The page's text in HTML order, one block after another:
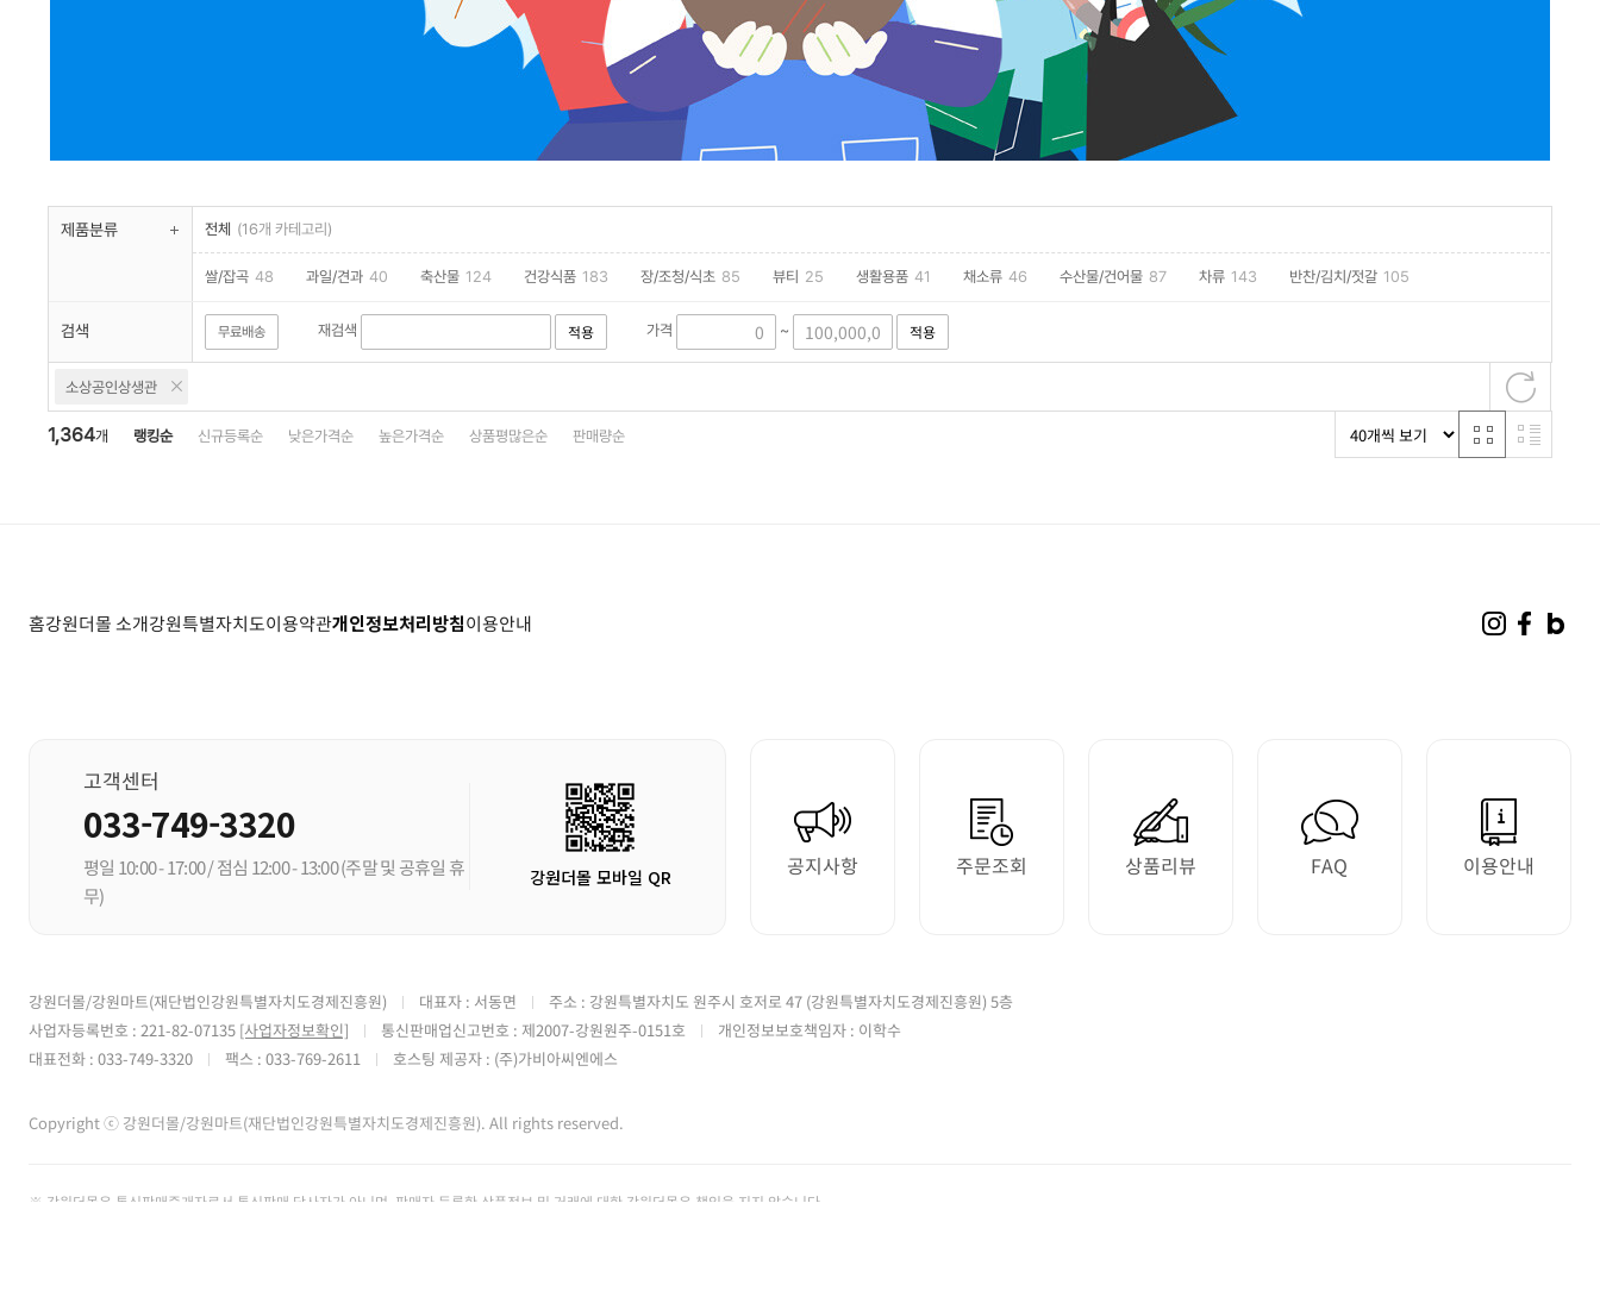
제품분류 전체 (16개 카테고리)
쌀/잡곡 48 과일/견과 40 축산물 124 건강식품 183 장/조청/식초 85 뷰티 25 생활용품 41 채소류 46 수산물/건어물 87 차류 143 반찬/김치/젓갈 105
가공식품/떡류
출산/유아동 109 전통주 23 반려동물 관련 3 산업자재 32
검색 무료배송 재검색 적용 가격 ~ 적용
소상공인상생관
1,364개 랭킹순 신규등록순 낮은가격순 높은가격순 상품평많은순 판매량순
홈강원더몰 소개강원특별자치도이용약관개인정보처리방침이용안내
고객센터
033-749-3320
평일 10:00 - 17:00 / 점심 12:00 - 13:00(주말 및 공휴일 휴
무)
강원더몰 모바일 QR 공지사항 주문조회 상품리뷰 FAQ 이용안내
강원더몰/강원마트(재단법인강원특별자치도경제진흥원) 대표자 : 서동면
주소 : 강원특별자치도 원주시 호저로 47 (강원특별자치도경제진흥원) 5층
사업자등록번호 : 221-82-07135 [사업자정보확인] 통신판매업신고번호 : 제2007-강원원주-0151호
개인정보보호책임자 : 이학수
대표전화 : 033-749-3320
팩스 : 033-769-2611 호스팅 제공자 : (주)가비아씨엔에스
Copyright ⓒ 강원더몰/강원마트(재단법인강원특별자치도경제진흥원). All rights reserved.
※ 강원더몰은 통신판매중개자로서 통신판매 당사자가 아니며, 판매자 등록한 상품정보 및 거래에 대한 강원더몰은 책임을 지지 않습니다.